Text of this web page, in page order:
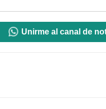
Unirme al canal de